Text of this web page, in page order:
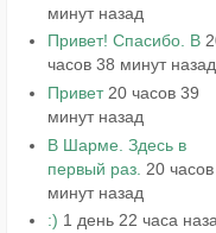
минут назад
Привет! Спасибо. В
часов 38 минут назад
Привет 20 часов 39
минут назад
В Шарме. Здесь в
первый раз. 20
минут назад
:) 1 день 22 часа